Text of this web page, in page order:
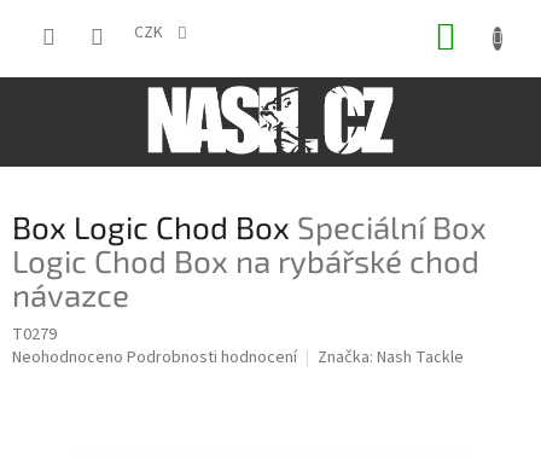
CZK
Box Logic Chod Box Speciální Box
Logic Chod Box na rybářské chod
návazce
T0279
Průměrné
Neohodnoceno Podrobnosti hodnocení Značka: Nash Tackle